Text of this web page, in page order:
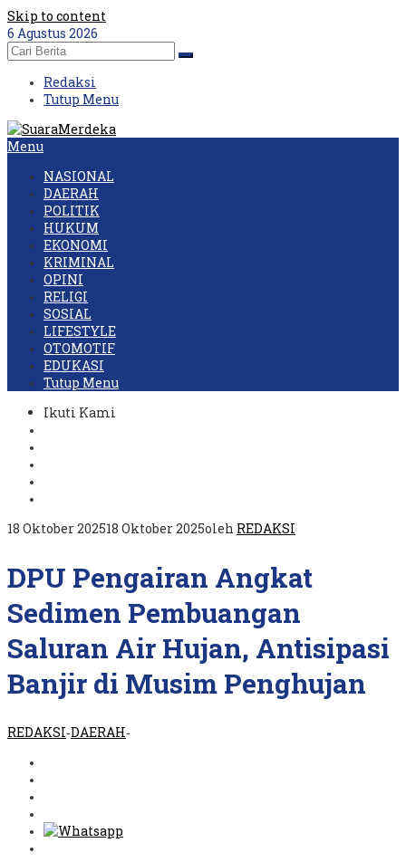
Skip to content
6 Agustus 2026
Redaksi
Tutup Menu
Menu
NASIONAL
DAERAH
POLITIK
HUKUM
EKONOMI
KRIMINAL
OPINI
RELIGI
SOSIAL
LIFESTYLE
OTOMOTIF
EDUKASI
Tutup Menu
Ikuti Kami
18 Oktober 202518 Oktober 2025oleh REDAKSI
DPU Pengairan Angkat
Sedimen Pembuangan
Saluran Air Hujan, Antisipasi
Banjir di Musim Penghujan
REDAKSI-DAERAH-